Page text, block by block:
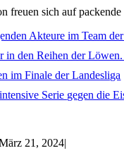
freuen sich auf
21, 2024|